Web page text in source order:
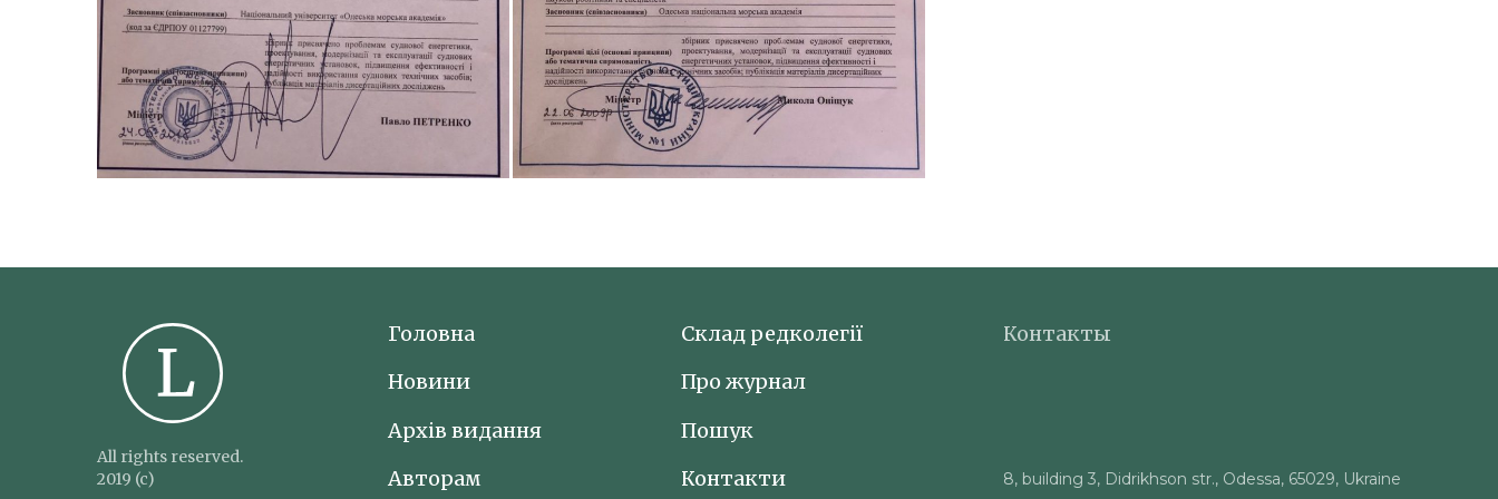
All rights reserved.
2019 (c)
Головна
Новини
Архів видання
Авторам
Склад редколегії
Про журнал
Пошук
Контакти
Контакты
8, building 3, Didrikhson str., Odessa, 65029, Ukraine